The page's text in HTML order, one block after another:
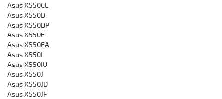
Asus X550CL
Asus X550D
Asus X550DP
Asus X550E
Asus X550EA
Asus X550I
Asus X550IU
Asus X550J
Asus X550JD
Asus X550JF